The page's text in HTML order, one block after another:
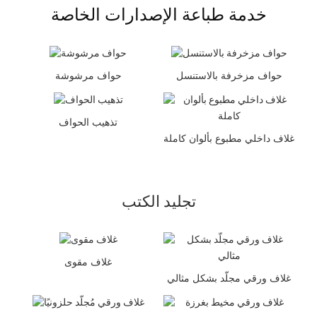
خدمة طباعة الإصدارات الخاصة
حواف مرشوشة حواف مزخرفة بالاستنسل
تذهيب الحواف
غلاف داخلي مطبوع بألوان كاملة
تجليد الكتب
غلاف مقوى
غلاف ورقي مجلّد بشكل مثالي